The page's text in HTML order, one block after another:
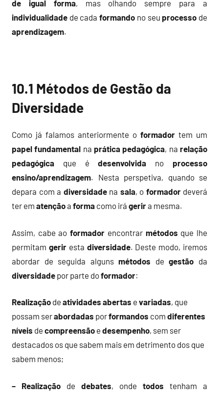
de igual forma, mas olhando sempre para a
individualidade de cadaformando no seu processo de
aprendizagem.
10.1 Métodos de Gestão da
Diversidade
Como já falamos anteriormente o formador tem um
papel fundamental na prática pedagógica, narelação
pedagógica que édesenvolvida no processo
ensino/aprendizagem. Nesta perspetiva, quando se
depara com a diversidadena sala, o formadordeverá
ter em atençãoa forma como irá gerira mesma.
Assim, cabe aoformador encontrar métodos que lhe
permitam geriresta diversidade. Deste modo, iremos
abordar de seguida algunsmétodos degestão da
diversidade por parte doformador:
Realização de atividades abertas e variadas, que
possam serabordadas porformandos com diferentes
níveis de compreensão e desempenho, sem ser
destacados os que sabem mais em detrimento dos que
sabem menos;
– Realização de debates, onde todos tenham a